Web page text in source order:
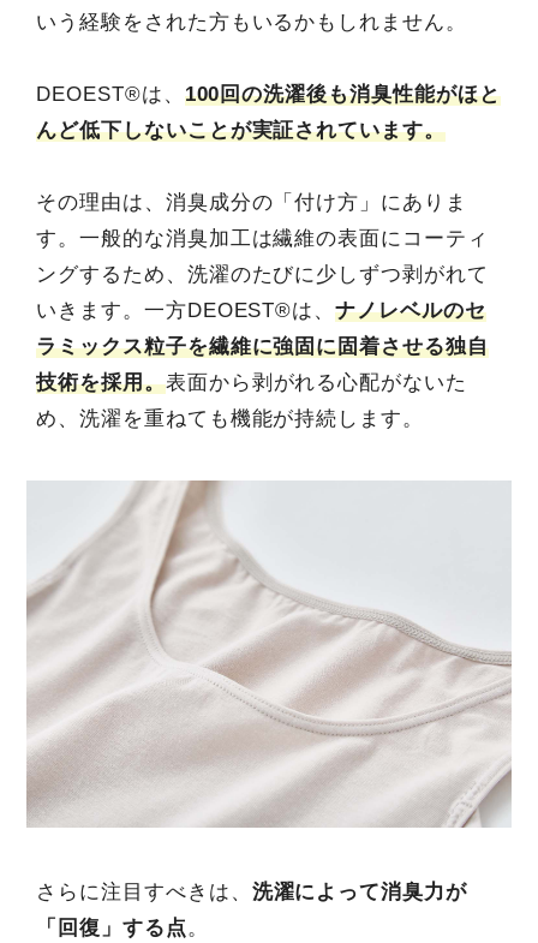
いう経験をされた方もいるかもしれません。
DEOEST®は、 100回の洗濯後も消臭性能がほと
んど低下しないことが実証されています。
その理由は、消臭成分の「付け方」にありま
す。一般的な消臭加工は繊維の表面にコーティ
ングするため、洗濯のたびに少しずつ剥がれて
いきます。一方DEOEST®は、ナノレベルのセ
ラミックス粒子を繊維に強固に固着させる独自
技術を採用。表面から剥がれる心配がないた
め、洗濯を重ねても機能が持続します。
さらに注目すべきは、 洗濯によって消臭力が
「回復」する点 。